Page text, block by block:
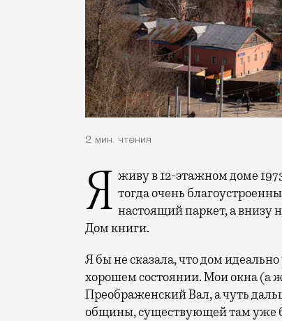
2 мин. чтения
Я живу в 12-этажном доме 1973 года на улице Преображенский Вал. Считался он тогда очень
настоящий паркет, а внизу
Дом книги.
Я бы не сказала, что дом
хорошем состоянии. Мои окна (а
Преображенский Вал, а чуть
общины, существующей там уже